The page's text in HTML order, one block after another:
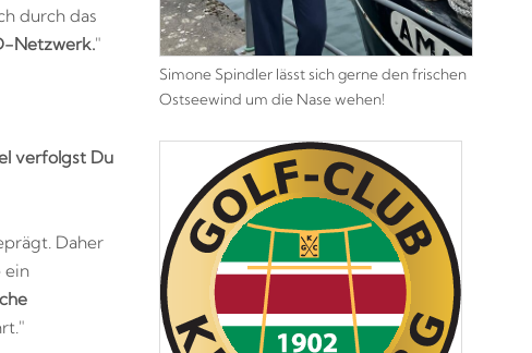
durch das
Netzwerk."
verfolgst Du
Daher
ein
Simone Spindler lässt sich gerne den frischen
Ostseewind um die Nase wehen!